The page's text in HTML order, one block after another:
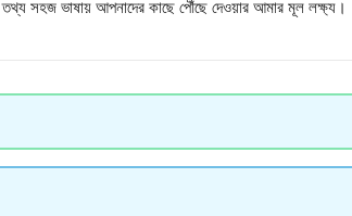
তথ্য সহজ ভাষায় আপনাদের কাছে পৌঁছে দেওয়ার আমার মূল লক্ষ্য।